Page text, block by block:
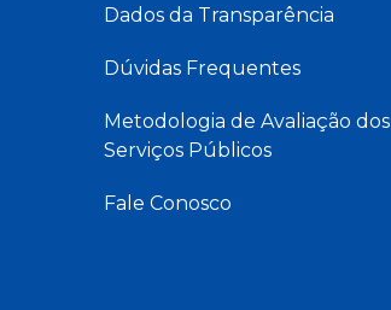
Dados da Transparência
Dúvidas Frequentes
Metodologia de Avaliação dos
Serviços Públicos
Fale Conosco